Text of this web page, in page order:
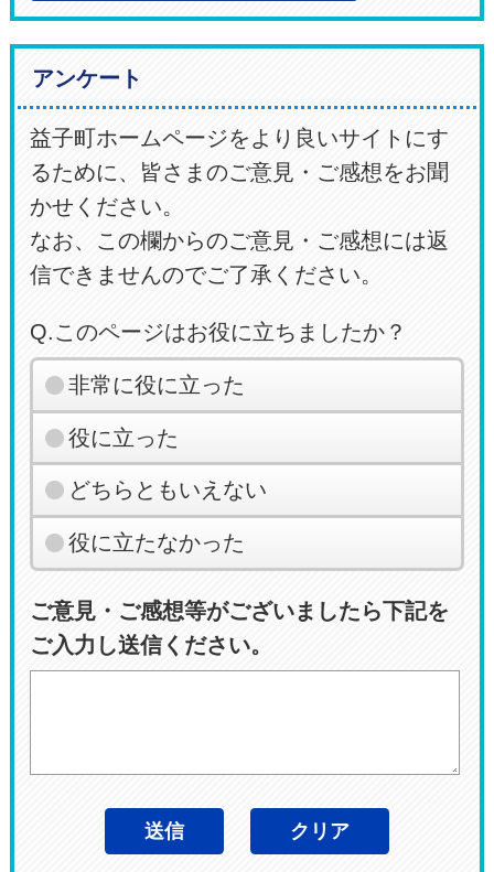
アンケート
益子町ホームページをより良いサイトにす
るために、皆さまのご意見・ご感想をお聞
かせください。
なお、この欄からのご意見・ご感想には返
信できませんのでご了承ください。
Q.このページはお役に立ちましたか？
非常に役に立った
役に立った
どちらともいえない
役に立たなかった
ご意見・ご感想等がございましたら下記を
ご入力し送信ください。